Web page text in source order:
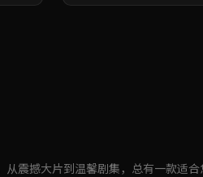
从震撼大片到温馨剧集，总有一款适合